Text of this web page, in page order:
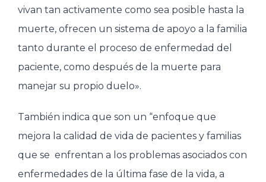
vivan tan activamente como sea posible hasta la
muerte, ofrecen un sistema de apoyo a la familia
tanto durante el proceso de enfermedad del
paciente, como después de la muerte para
manejar su propio duelo».
También indica que son un “enfoque que
mejora la calidad de vida de pacientes y familias
que se enfrentan a los problemas asociados con
enfermedades de la última fase de la vida, a